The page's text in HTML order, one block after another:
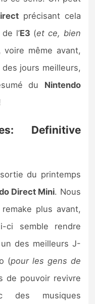
précisant cela
l’E3 (et ce, bien
voire même avant,
jours meilleurs,
du Nintendo
Definitive
du printemps
Direct Mini. Nous
plus avant,
semble rendre
des meilleurs J-
(pour les gens de
de pouvoir revivre
des musiques